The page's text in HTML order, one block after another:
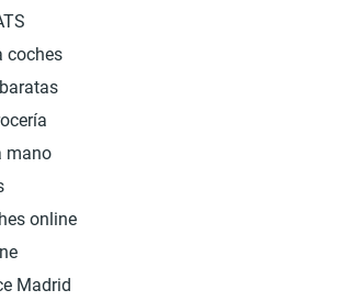
coches
mano
online
Madrid